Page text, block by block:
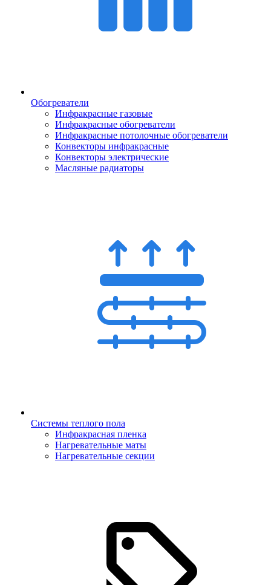
Обогреватели
Инфракрасные газовые
Инфракрасные обогреватели
Инфракрасные потолочные обогреватели
Конвекторы инфракрасные
Конвекторы электрические
Масляные радиаторы
Системы теплого пола
Инфракрасная пленка
Нагревательные маты
Нагревательные секции